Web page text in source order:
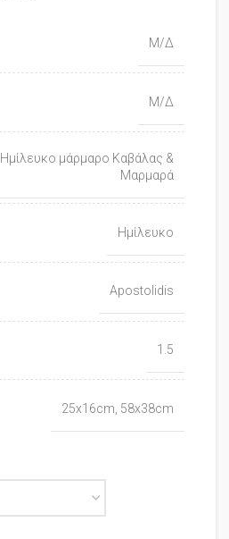
Μ/Δ
Μ/Δ
Ημίλευκο μάρμαρο Καβάλας &
Μαρμαρά
Ημίλευκο
Apostolidis
1.5
25x16cm, 58x38cm